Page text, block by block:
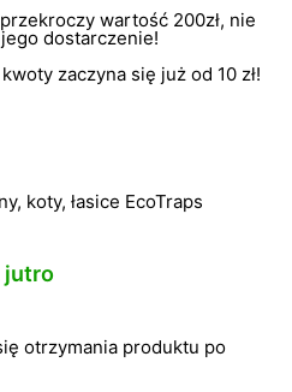
wartość 200zł, nie
jego dostarczenie!
zaczyna się już od 10 zł!
koty, łasice EcoTraps
jutro
otrzymania produktu po